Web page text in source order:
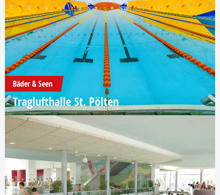
Bäder & Seen
Traglufthalle St. Pölten